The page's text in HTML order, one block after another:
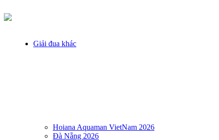
Giải đua khác
Hoiana Aquaman VietNam 2026
Đà Nẵng 2026